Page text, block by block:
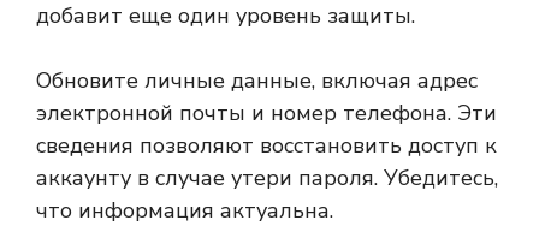
добавит еще один уровень защиты.
Обновите личные данные, включая адрес
электронной почты и номер телефона. Эти
сведения позволяют восстановить доступ к
аккаунту в случае утери пароля. Убедитесь,
что информация актуальна.